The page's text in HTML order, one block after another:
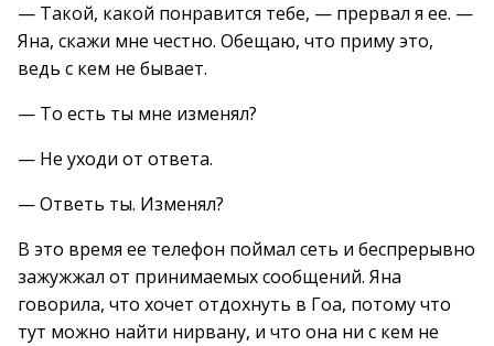
— Такой, какой понравится тебе, — прервал я ее. —
Яна, скажи мне честно. Обещаю, что приму это,
ведь с кем не бывает.
— То есть ты мне изменял?
— Не уходи от ответа.
— Ответь ты. Изменял?
В это время ее телефон поймал сеть и беспрерывно
зажужжал от принимаемых сообщений. Яна
говорила, что хочет отдохнуть в Гоа, потому что
тут можно найти нирвану, и что она ни с кем не